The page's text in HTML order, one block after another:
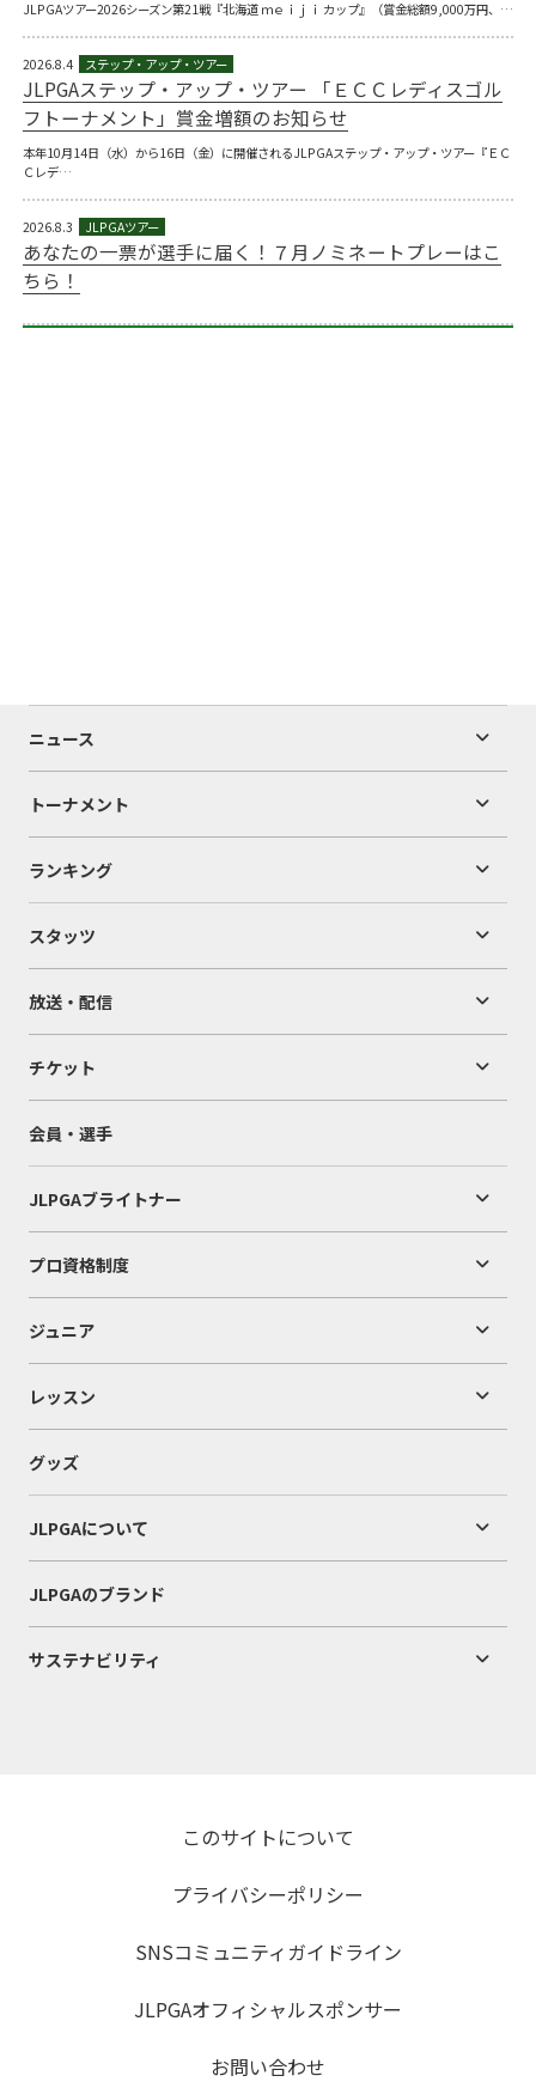
JLPGAツアー2026シーズン第21戦『北海道 ｍｅｉｊｉ カップ』（賞金総額9,000万円、…
2026.8.4
JLPGAステップ・アップ・ツアー 「ＥＣＣレディスゴル
フトーナメント」賞金増額のお知らせ
本年10月14日（水）から16日（金）に開催されるJLPGAステップ・アップ・ツアー『ＥＣ
Ｃレデ…
2026.8.3
あなたの一票が選手に届く！７月ノミネートプレーはこ
ちら！
ニュース
トーナメント
ランキング
スタッツ
放送・配信
チケット
会員・選手
JLPGAブライトナー
プロ資格制度
ジュニア
レッスン
グッズ
JLPGAについて
JLPGAのブランド
サステナビリティ
このサイトについて
プライバシーポリシー
SNSコミュニティガイドライン
JLPGAオフィシャルスポンサー
お問い合わせ